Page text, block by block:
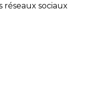
sociaux